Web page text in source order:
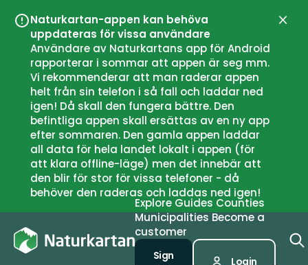
Naturkartan-appen kan behöva
uppdateras för vissa användare
Användare av Naturkartans app för Android
rapporterar i sommar att appen är seg mm.
Vi rekommenderar att man raderar appen
helt från sin telefon i så fall och laddar ned
igen! Då skall den fungera bättre. Den
befintliga appen skall ersättas av en ny app
efter sommaren. Den gamla appen laddar
all data för hela landet lokalt i appen (för
att klara offline-läge) men det innebär att
den blir för stor för vissa telefoner - då
behöver den raderas och laddas ned igen!
Close
Explore Guides Counties
Municipalities Become a
customer
Sign
Login